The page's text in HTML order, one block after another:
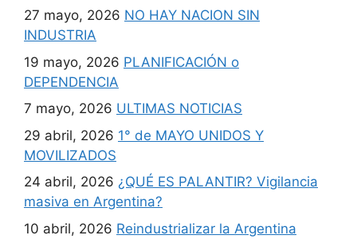
27 mayo, 2026 NO HAY NACION SIN
INDUSTRIA
19 mayo, 2026 PLANIFICACIÓN o
DEPENDENCIA
7 mayo, 2026 ULTIMAS NOTICIAS
29 abril, 2026 1° de MAYO UNIDOS Y
MOVILIZADOS
24 abril, 2026 ¿QUÉ ES PALANTIR? Vigilancia
masiva en Argentina?
10 abril, 2026 Reindustrializar la Argentina